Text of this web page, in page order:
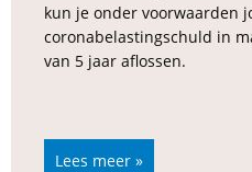
kun je onder voorwaarden
coronabelastingschuld in
van 5 jaar aflossen.
Lees meer »